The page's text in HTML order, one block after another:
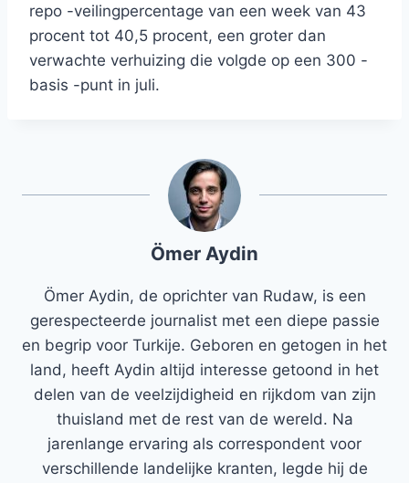
repo -veilingpercentage van een week van 43
procent tot 40,5 procent, een groter dan
verwachte verhuizing die volgde op een 300 -
basis -punt in juli.
Ömer Aydin
Ömer Aydin, de oprichter van Rudaw, is een
gerespecteerde journalist met een diepe passie
en begrip voor Turkije. Geboren en getogen in het
land, heeft Aydin altijd interesse getoond in het
delen van de veelzijdigheid en rijkdom van zijn
thuisland met de rest van de wereld. Na
jarenlange ervaring als correspondent voor
verschillende landelijke kranten, legde hij de